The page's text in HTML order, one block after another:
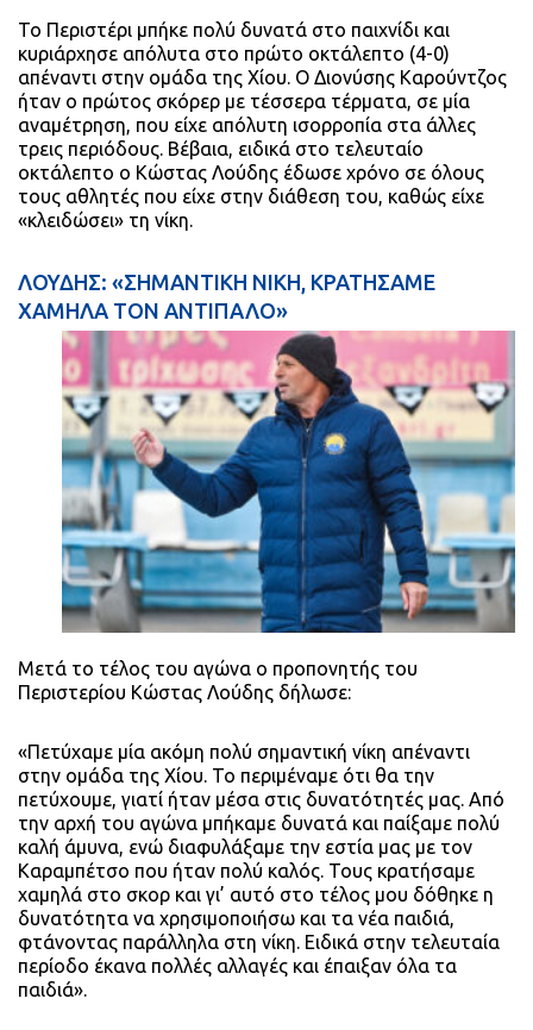
Το Περιστέρι μπήκε πολύ δυνατά στο παιχνίδι και
κυριάρχησε απόλυτα στο πρώτο οκτάλεπτο (4-0)
απέναντι στην ομάδα της Χίου. Ο Διονύσης Καρούντζος
ήταν ο πρώτος σκόρερ με τέσσερα τέρματα, σε μία
αναμέτρηση, που είχε απόλυτη ισορροπία στα άλλες
τρεις περιόδους. Βέβαια, ειδικά στο τελευταίο
οκτάλεπτο ο Κώστας Λούδης έδωσε χρόνο σε όλους
τους αθλητές που είχε στην διάθεση του, καθώς είχε
«κλειδώσει» τη νίκη.
ΛΟΥΔΗΣ: «ΣΗΜΑΝΤΙΚΗ ΝΙΚΗ, ΚΡΑΤΗΣΑΜΕ
ΧΑΜΗΛΑ ΤΟΝ ΑΝΤΙΠΑΛΟ»
Μετά το τέλος του αγώνα ο προπονητής του
Περιστερίου Κώστας Λούδης δήλωσε:
«Πετύχαμε μία ακόμη πολύ σημαντική νίκη απέναντι
στην ομάδα της Χίου. Το περιμέναμε ότι θα την
πετύχουμε, γιατί ήταν μέσα στις δυνατότητές μας. Από
την αρχή του αγώνα μπήκαμε δυνατά και παίξαμε πολύ
καλή άμυνα, ενώ διαφυλάξαμε την εστία μας με τον
Καραμπέτσο που ήταν πολύ καλός. Τους κρατήσαμε
χαμηλά στο σκορ και γι’ αυτό στο τέλος μου δόθηκε η
δυνατότητα να χρησιμοποιήσω και τα νέα παιδιά,
φτάνοντας παράλληλα στη νίκη. Ειδικά στην τελευταία
περίοδο έκανα πολλές αλλαγές και έπαιξαν όλα τα
παιδιά».